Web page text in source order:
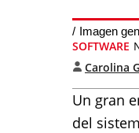
Imagen
SOFTWARE
Carolina
Un gran
del